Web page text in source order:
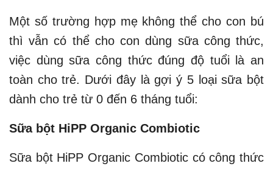
Một số trường hợp mẹ không thể cho con bú
thì vẫn có thể cho con dùng sữa công thức,
việc dùng sữa công thức đúng độ tuổi là an
toàn cho trẻ. Dưới đây là gợi ý 5 loại sữa bột
dành cho trẻ từ 0 đến 6 tháng tuổi:
Sữa bột HiPP Organic Combiotic
Sữa bột HiPP Organic Combiotic có công thức